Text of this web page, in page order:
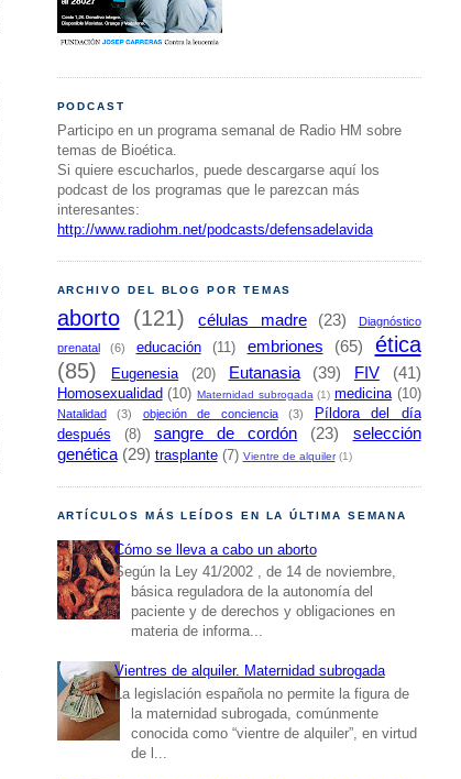
PODCAST
Participo en un programa semanal de Radio HM sobre
temas de Bioética.
Si quiere escucharlos, puede descargarse aquí los
podcast de los programas que le parezcan más
interesantes:
http://www.radiohm.net/podcasts/defensadelavida
ARCHIVO DEL BLOG POR TEMAS
aborto (121) células madre (23)
Diagnóstico
prenatal
(6) educación (11) embriones (65)
ética
(85)
Eugenesia (20) Eutanasia (39) FIV (41)
Homosexualidad (10) Maternidad subrogada (1) medicina (10)
Natalidad (3) objeción de conciencia (3)
Píldora del día
después
(8) sangre de cordón (23)
selección
genética (29) trasplante (7) Vientre de alquiler (1)
ARTÍCULOS MÁS LEÍDOS EN LA ÚLTIMA SEMANA
Cómo se lleva a cabo un aborto
Según la Ley 41/2002 , de 14 de noviembre,
básica reguladora de la autonomía del
paciente y de derechos y obligaciones en
materia de informa...
Vientres de alquiler. Maternidad subrogada
La legislación española no permite la figura de
la maternidad subrogada, comúnmente
conocida como “vientre de alquiler”, en virtud
de l...